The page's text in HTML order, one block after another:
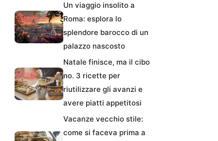
Un viaggio insolito a
Roma: esplora lo
splendore barocco di un
palazzo nascosto
Natale finisce, ma il cibo
no. 3 ricette per
riutilizzare gli avanzi e
avere piatti appetitosi
Vacanze vecchio stile:
come si faceva prima a